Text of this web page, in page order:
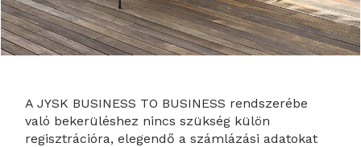
A JYSK BUSINESS TO BUSINESS rendszerébe
való bekerüléshez nincs szükség külön
regisztrációra, elegendő a számlázási adatokat